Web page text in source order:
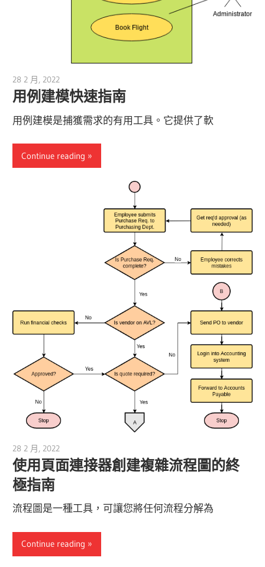
28 2 月, 2022
用例建模快速指南
用例建模是捕獲需求的有用工具。它提供了軟
Continue reading
28 2 月, 2022
使用頁面連接器創建複雜流程圖的終
極指南
流程圖是一種工具，可讓您將任何流程分解為
Continue reading